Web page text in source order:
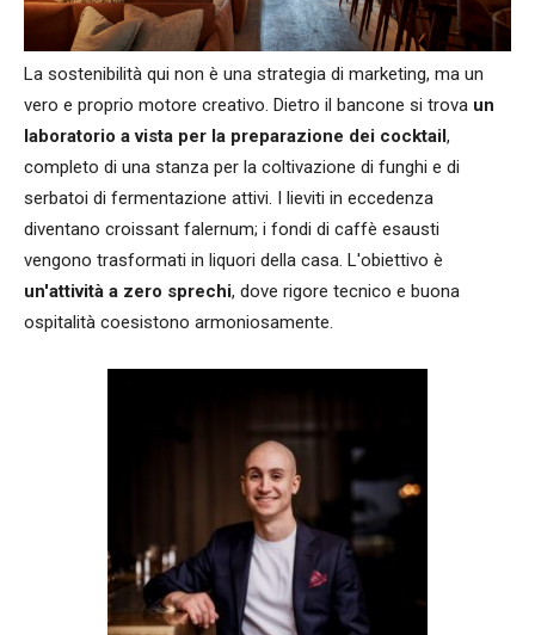
La sostenibilità qui non è una strategia di marketing, ma un
vero e proprio motore creativo. Dietro il bancone si trova un
laboratorio a vista per la preparazione dei cocktail,
completo di una stanza per la coltivazione di funghi e di
serbatoi di fermentazione attivi. I lieviti in eccedenza
diventano croissant falernum; i fondi di caffè esausti
vengono trasformati in liquori della casa. L'obiettivo è
un'attività a zero sprechi, dove rigore tecnico e buona
ospitalità coesistono armoniosamente.